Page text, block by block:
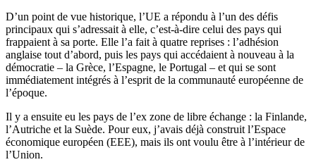
D’un point de vue historique, l’UE a répondu à l’un des défis
principaux qui s’adressait à elle, c’est-à-dire celui des pays qui
frappaient à sa porte. Elle l’a fait à quatre reprises : l’adhésion
anglaise tout d’abord, puis les pays qui accédaient à nouveau à la
démocratie – la Grèce, l’Espagne, le Portugal – et qui se sont
immédiatement intégrés à l’esprit de la communauté européenne de
l’époque.
Il y a ensuite eu les pays de l’ex zone de libre échange : la Finlande,
l’Autriche et la Suède. Pour eux, j’avais déjà construit l’Espace
économique européen (EEE), mais ils ont voulu être à l’intérieur de
l’Union.